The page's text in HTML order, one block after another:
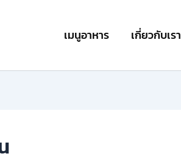
เมนูอาหาร เกี่ยวกับเรา